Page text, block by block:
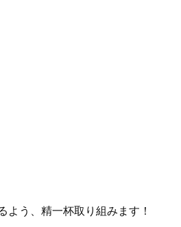
よう、精一杯取り組みます！